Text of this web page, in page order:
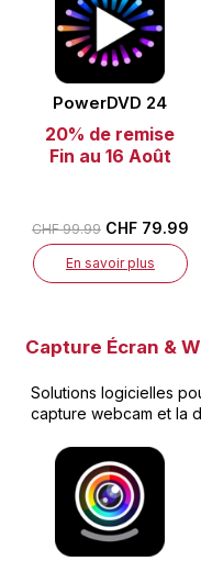
PowerDVD 24
20% de remise
Fin au 16 Août
CHF 99.99 CHF 79.99
En savoir plus
Capture Écran &
Solutions logicielles
capture webcam et la